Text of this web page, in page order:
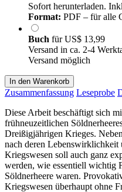
Sofort herunterladen.
Format: PDF – für alle
Buch fürUS$ 13,99
Versand in ca. 2-4
Versand möglich
In den Warenkorb
Zusammenfassung Leseprobe
Diese Arbeit beschäftigt sich
frühneuzeitlichen
Dreißigjährigen Krieges.
nach deren
Kriegswesen soll auch ganz
werden, wie essentiell wichtig
Söldnerheere waren.
Kriegswesen überhaupt ohne